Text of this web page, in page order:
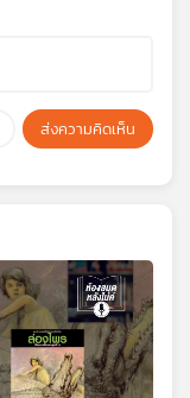
ส่งความคิดเห็น